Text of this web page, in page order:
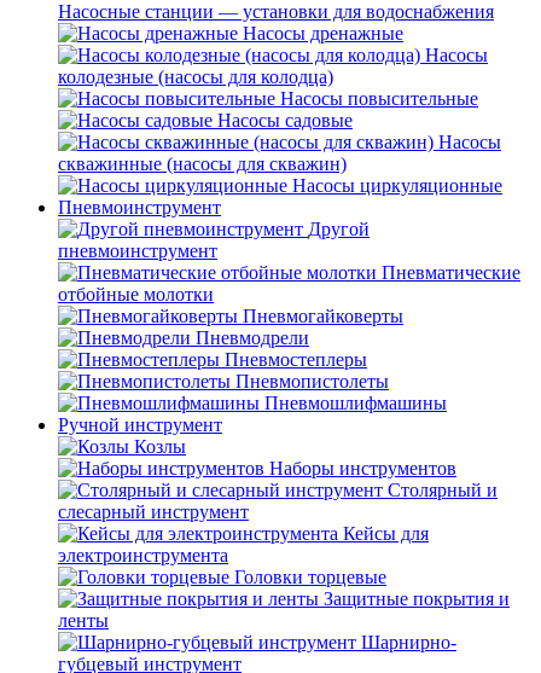
Насосные станции — установки для водоснабжения
Насосы дренажные
Насосы
колодезные (насосы для колодца)
Насосы повысительные
Насосы садовые
Насосы
скважинные (насосы для скважин)
Насосы циркуляционные
Пневмоинструмент
Другой
пневмоинструмент
Пневматические
отбойные молотки
Пневмогайковерты
Пневмодрели
Пневмостеплеры
Пневмопистолеты
Пневмошлифмашины
Ручной инструмент
Козлы
Наборы инструментов
Столярный и
слесарный инструмент
Кейсы для
электроинструмента
Головки торцевые
Защитные покрытия и
ленты
Шарнирно-
губцевый инструмент